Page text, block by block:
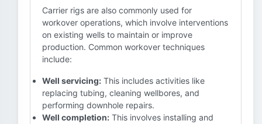
Carrier rigs are also commonly used for
workover operations, which involve interventions
on existing wells to maintain or improve
production. Common workover techniques
include:
Well servicing: This includes activities like
replacing tubing, cleaning wellbores, and
performing downhole repairs.
Well completion: This involves installing and